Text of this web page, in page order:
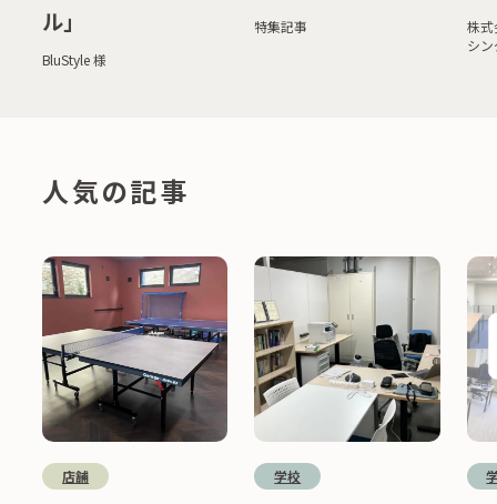
ル」
BluStyle 様
特集記事
株式
シ
人気の記事
店舗 学校